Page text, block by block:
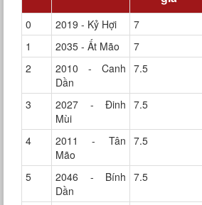
0 2019 - Kỷ Hợi 7
1
2035 - Ất Mão 7
2
2010 - Canh
Dần
7.5
3
2027 - Đinh
Mùi
7.5
4
2011 - Tân
Mão
7.5
5
2046 - Bính
Dần
7.5